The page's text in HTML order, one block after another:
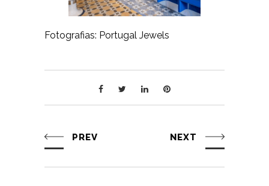
Fotografias: Portugal Jewels
PREV NEXT